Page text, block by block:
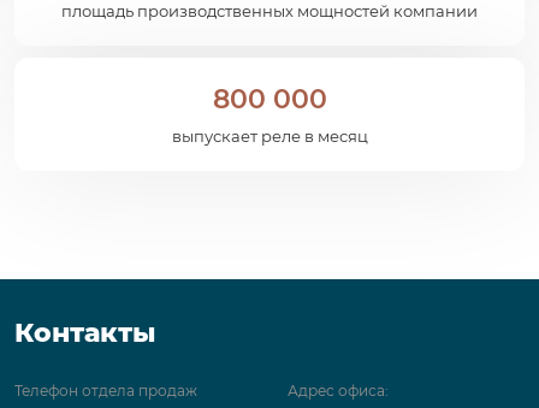
площадь производственных мощностей компании
800 000
выпускает реле в месяц
Контакты
Телефон отдела продаж Адрес офиса: